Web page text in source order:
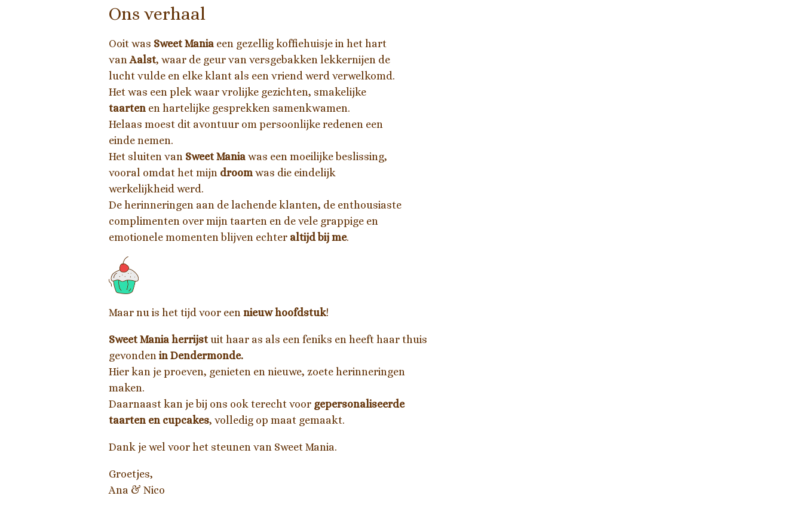
Ons verhaal
Ooit was Sweet Mania een gezellig koffiehuisje in het hart
vanAalst, waar de geur van versgebakken lekkernijen de
lucht vulde en elke klant als een vriend werd verwelkomd.
Het was een plek waar vrolijke gezichten, smakelijke
taarten en hartelijke gesprekken samenkwamen.
Helaas moest dit avontuur om persoonlijke redenen een
einde nemen.
Het sluiten van Sweet Mania was een moeilijke beslissing,
vooral omdat het mijn droom was die eindelijk
werkelijkheid werd.
De herinneringen aan de lachende klanten, de enthousiaste
complimenten over mijn taarten en de vele grappige en
emotionele momenten blijven echter altijd bij me.
Maar nu is het tijd voor een nieuw hoofdstuk!
Sweet Mania herrijstuit haar as als een feniks en heeft haar thuis
gevonden in Dendermonde.
Hier kan je proeven, genieten en nieuwe, zoete herinneringen
maken.
Daarnaast kan je bij ons ook terecht voor gepersonaliseerde
taarten en cupcakes, volledig op maat gemaakt.
Dank je wel voor het steunen van Sweet Mania.
Groetjes,
Ana & Nico